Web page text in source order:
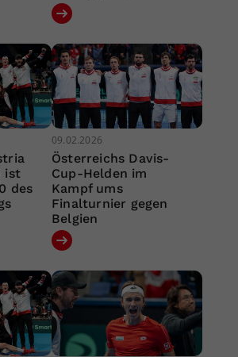
ist
des
09.02.2026
Österreichs Davis-
Cup-Helden im
Kampf ums
Finalturnier gegen
Belgien